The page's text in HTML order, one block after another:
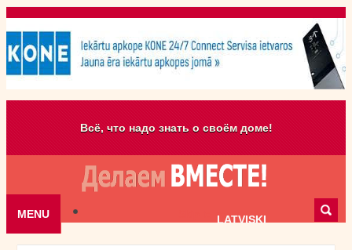
Всё, что надо знать о своём доме!
MENU LATVISKI
Skip to content